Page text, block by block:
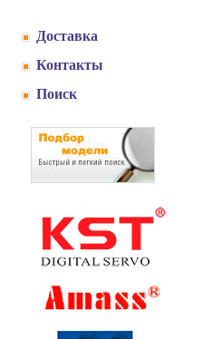
Доставка
Контакты
Поиск